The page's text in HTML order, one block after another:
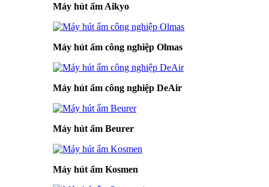
Máy hút ẩm Aikyo
Máy hút ẩm công nghiệp Olmas
Máy hút ẩm công nghiệp DeAir
Máy hút ẩm Beurer
Máy hút ẩm Kosmen